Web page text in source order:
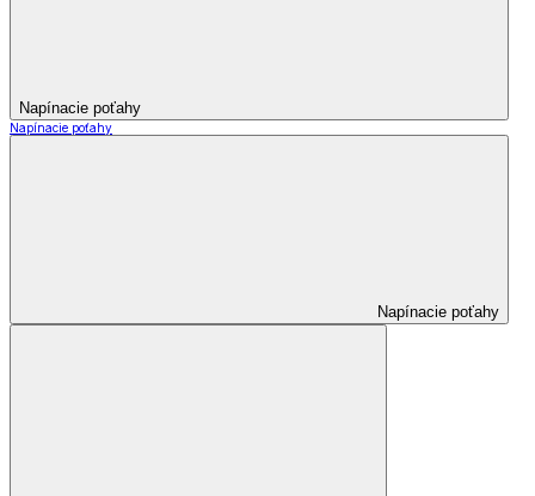
Napínacie poťahy
Napínacie poťahy
Napínacie poťahy